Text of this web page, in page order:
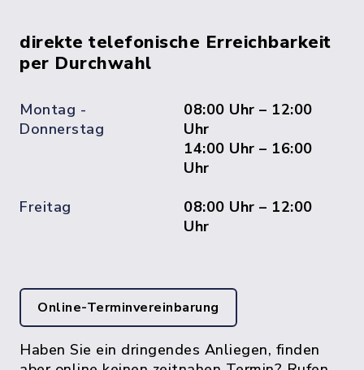
direkte telefonische Erreichbarkeit
per Durchwahl
Montag -
Donnerstag
08:00 Uhr – 12:00
Uhr
14:00 Uhr – 16:00
Uhr
Freitag
08:00 Uhr – 12:00
Uhr
Online-Terminvereinbarung
Haben Sie ein dringendes Anliegen, finden